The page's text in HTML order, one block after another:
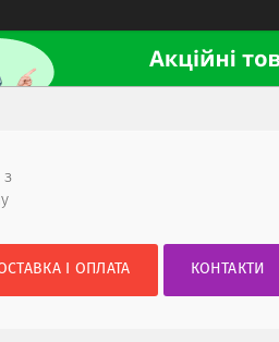
з
І ОПЛАТА КОНТАКТИ